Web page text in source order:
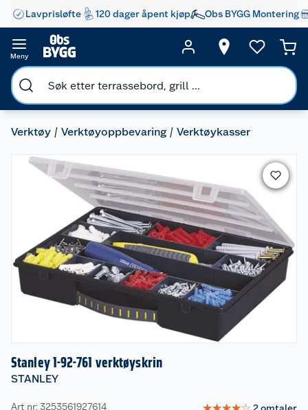
Lavprisløfte 120 dager åpent kjøp Obs BYGG Montering
Meny
Verktøy Verktøyoppbevaring Verktøykasser
Stanley 1-92-761 verktøyskrin
STANLEY
Art nr: 3253561927614